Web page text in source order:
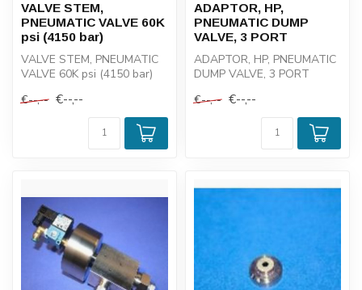
VALVE STEM,
PNEUMATIC VALVE 60K
psi (4150 bar)
VALVE STEM, PNEUMATIC
VALVE 60K psi (4150 bar)
€--,-- €--,--
ADAPTOR, HP,
PNEUMATIC DUMP
VALVE, 3 PORT
ADAPTOR, HP, PNEUMATIC
DUMP VALVE, 3 PORT
€--,-- €--,--